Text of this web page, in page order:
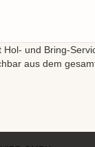
und Bring-
aus dem